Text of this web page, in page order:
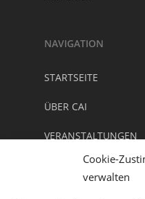
Cookie-
verwalten
NAVIGATION
STARTSEITE
ÜBER CAI
VERANSTALTUNGEN
NEWSLETTER/